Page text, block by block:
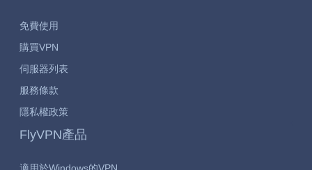
免費使用
購買VPN
伺服器列表
服務條款
隱私權政策
FlyVPN產品